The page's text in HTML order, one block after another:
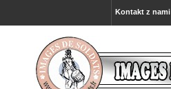
Kontakt z nami